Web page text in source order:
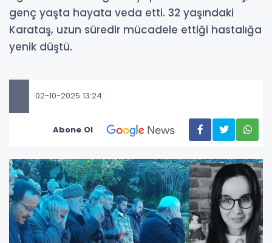
genç yaşta hayata veda etti. 32 yaşındaki
Karataş, uzun süredir mücadele ettiği hastalığa
yenik düştü.
02-10-2025 13:24
Abone Ol